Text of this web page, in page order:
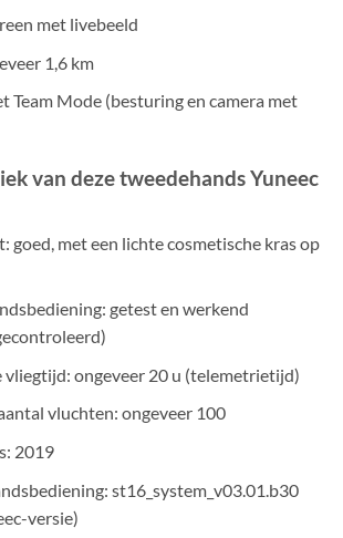
met livebeeld
1,6 km
Team Mode (besturing en camera met
van deze tweedehands Yuneec
goed, met een lichte cosmetische kras op
getest en werkend
vliegtijd: ongeveer 20 u (telemetrietijd)
vluchten: ongeveer 100
2019
st16_system_v03.01.b30
versie)